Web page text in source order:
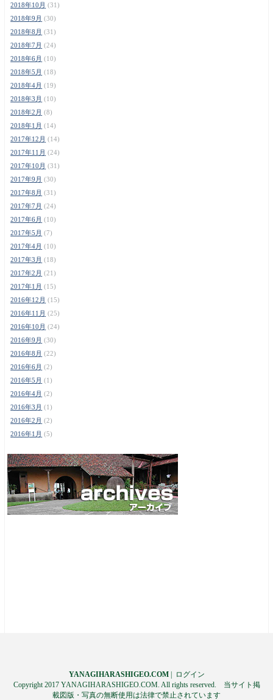
2018年10月 (31)
2018年9月 (30)
2018年8月 (31)
2018年7月 (24)
2018年6月 (10)
2018年5月 (18)
2018年4月 (19)
2018年3月 (10)
2018年2月 (8)
2018年1月 (14)
2017年12月 (14)
2017年11月 (24)
2017年10月 (31)
2017年9月 (30)
2017年8月 (31)
2017年7月 (24)
2017年6月 (10)
2017年5月 (7)
2017年4月 (10)
2017年3月 (18)
2017年2月 (21)
2017年1月 (15)
2016年12月 (15)
2016年11月 (25)
2016年10月 (24)
2016年9月 (30)
2016年8月 (22)
2016年6月 (2)
2016年5月 (1)
2016年4月 (2)
2016年3月 (1)
2016年2月 (2)
2016年1月 (5)
YANAGIHARASHIGEO.COM|
ログイン
Copyright 2017 YANAGIHARASHIGEO.COM. All rights reserved. 当サイト掲
載図版・写真の無断使用は法律で禁止されています